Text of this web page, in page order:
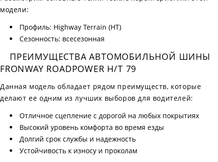
модели:
Профиль: Highway Terrain (HT)
Сезонность: всесезонная
ПРЕИМУЩЕСТВА АВТОМОБИЛЬНОЙ ШИНЫ
FRONWAY ROADPOWER H/T 79
Данная модель обладает рядом преимуществ, которые
делают ее одним из лучших выборов для водителей:
Отличное сцепление с дорогой на любых покрытиях
Высокий уровень комфорта во время езды
Долгий срок службы и надежность
Устойчивость к износу и проколам